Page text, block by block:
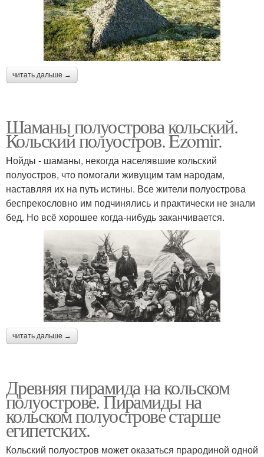
читать дальше →
Шаманы полуострова кольский.
Кольский полуостров. Ezomir.
Нойды - шаманы, некогда населявшие кольский
полуостров, что помогали живущим там народам,
наставляя их на путь истины. Все жители полуострова
беспрекословно им подчинялись и практически не знали
бед. Но всё хорошее когда-нибудь заканчивается.
читать дальше →
Древняя пирамида на кольском
полуострове. Пирамиды на
кольском полуострове старше
египетских.
Кольский полуостров может оказаться прародиной одной